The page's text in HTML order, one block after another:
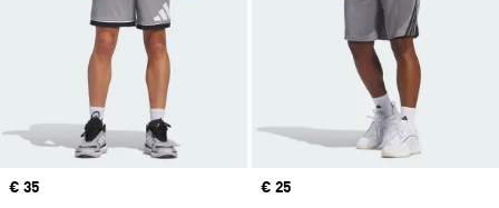
Price
€ 35
Price
€ 25